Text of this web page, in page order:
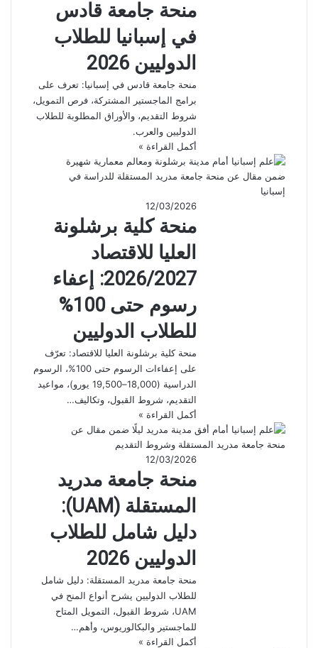
منحة جامعة قادس
في إسبانيا للطلاب
الدوليين 2026
منحة جامعة قادس في إسبانيا: تعرف على
برامج الماجستير المشتركة، فرص التمويل،
شروط التقديم، والأوراق المطلوبة للطلاب
الدوليين والعرب.
أكمل القراءة »
12/03/2026
منحة كلية برشلونة
العليا للاقتصاد
2026/2027: إعفاء
رسوم حتى 100%
للطلاب الدوليين
منحة كلية برشلونة العليا للاقتصاد: تعرّف
على إعفاءات الرسوم حتى 100%، الرسوم
الدراسية (18,000–19,500 يورو)، مواعيد
التقديم، شروط القبول، وتكاليف…
أكمل القراءة »
12/03/2026
منحة جامعة مدريد
المستقلة (UAM):
دليل شامل للطلاب
الدوليين 2026
منحة جامعة مدريد المستقلة: دليل شامل
للطلاب الدوليين يشرح أنواع المنح في
UAM، شروط القبول، التمويل المتاح
للماجستير والبكالوريوس، وأهم…
أكمل القراءة »